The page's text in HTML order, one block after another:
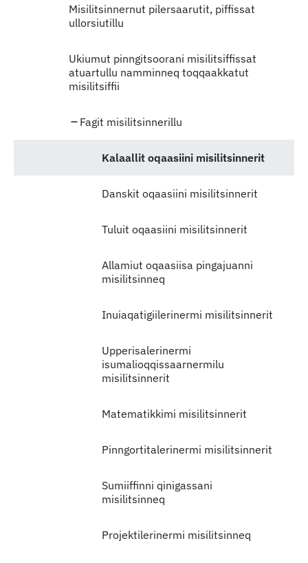
Misilitsinnernut pilersaarutit, piffissat
ullorsiutillu
Ukiumut pinngitsoorani misilitsiffissat
atuartullu namminneq toqqaakkatut
misilitsiffii
Fagit misilitsinnerillu
Kalaallit oqaasiini misilitsinnerit
Danskit oqaasiini misilitsinnerit
Tuluit oqaasiini misilitsinnerit
Allamiut oqaasiisa pingajuanni
misilitsinneq
Inuiaqatigiilerinermi misilitsinnerit
Upperisalerinermi
isumalioqqissaarnermilu
misilitsinnerit
Matematikkimi misilitsinnerit
Pinngortitalerinermi misilitsinnerit
Sumiiffinni qinigassani
misilitsinneq
Projektilerinermi misilitsinneq